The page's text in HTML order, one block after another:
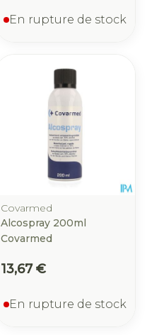
En rupture de stock
Covarmed
Alcospray 200ml
Covarmed
13,67 €
En rupture de stock